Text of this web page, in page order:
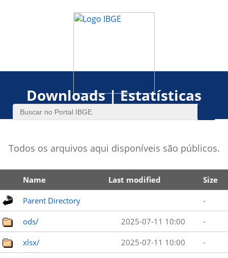
Downloads | Estatísticas
Todos os arquivos aqui disponíveis são públicos.
Name Last modified Size
Parent Directory -
ods/ 2025-07-11 10:00 -
xlsx/ 2025-07-11 10:00 -